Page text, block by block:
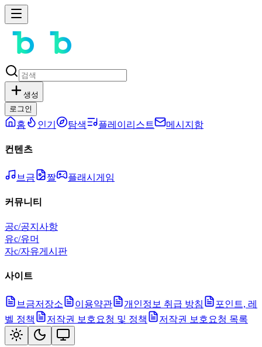
생성
로그인
홈 인기 탐색 플레이리스트 메시지함
컨텐츠
브금 짤 플래시게임
커뮤니티
공c/공지사항
유c/유머
자c/자유게시판
사이트
브금저장소 이용약관 개인정보 취급 방침
포인트, 레
벨 정책
저작권 보호요청 및 정책 저작권 보호요청 목록